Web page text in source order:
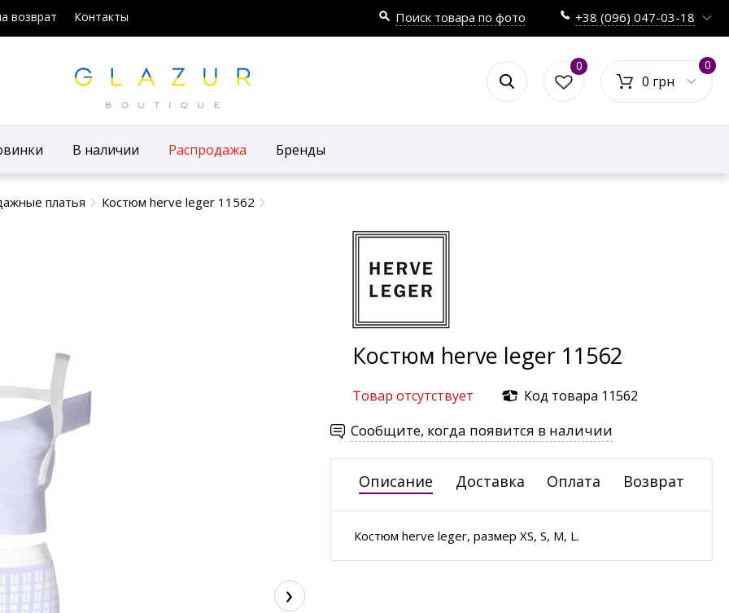
возврат Контакты Поиск товара по фото +38 (096) 047-03-18
В наличии Распродажа Бренды
0
0 грн
0
платья Костюм herve leger 11562
›
Костюм herve leger 11562
Товар отсутствует Код товара 11562
Сообщите, когда появится в наличии
Описание Доставка Оплата Возврат
Костюм herve leger, размер XS, S, M, L.